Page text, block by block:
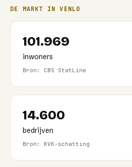
DE MARKT INVENLO
101.969
inwoners
Bron: CBS StatLine
14.600
bedrijven
Bron: KVK-schatting